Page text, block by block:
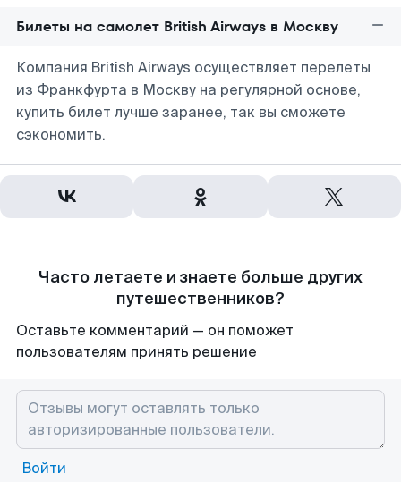
Билеты на самолет British Airways в Москву
Компания British Airways осуществляет перелеты
из Франкфурта в Москву на регулярной основе,
купить билет лучше заранее, так вы сможете
сэкономить.
Часто летаете и знаете больше других
путешественников?
Оставьте комментарий — он поможет
пользователям принять решение
Войти